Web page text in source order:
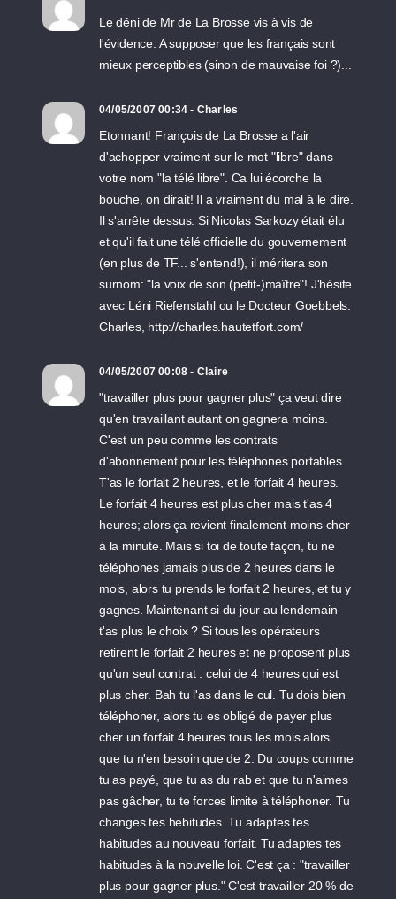
Le déni de Mr de La Brosse vis à vis de
l'évidence. A supposer que les français sont
mieux perceptibles (sinon de mauvaise foi ?)...
04/05/2007 00:34 - Charles
Etonnant! François de La Brosse a l'air
d'achopper vraiment sur le mot "libre" dans
votre nom "la télé libre". Ca lui écorche la
bouche, on dirait! Il a vraiment du mal à le dire.
Il s'arrête dessus. Si Nicolas Sarkozy était élu
et qu'il fait une télé officielle du gouvernement
(en plus de TF... s'entend!), il méritera son
surnom: "la voix de son (petit-)maître"! J'hésite
avec Léni Riefenstahl ou le Docteur Goebbels.
Charles, http://charles.hautetfort.com/
04/05/2007 00:08 - Claire
"travailler plus pour gagner plus" ça veut dire
qu'en travaillant autant on gagnera moins.
C'est un peu comme les contrats
d'abonnement pour les téléphones portables.
T'as le forfait 2 heures, et le forfait 4 heures.
Le forfait 4 heures est plus cher mais t'as 4
heures; alors ça revient finalement moins cher
à la minute. Mais si toi de toute façon, tu ne
téléphones jamais plus de 2 heures dans le
mois, alors tu prends le forfait 2 heures, et tu y
gagnes. Maintenant si du jour au lendemain
t'as plus le choix ? Si tous les opérateurs
retirent le forfait 2 heures et ne proposent plus
qu'un seul contrat : celui de 4 heures qui est
plus cher. Bah tu l'as dans le cul. Tu dois bien
téléphoner, alors tu es obligé de payer plus
cher un forfait 4 heures tous les mois alors
que tu n'en besoin que de 2. Du coups comme
tu as payé, que tu as du rab et que tu n'aimes
pas gâcher, tu te forces limite à téléphoner. Tu
changes tes hebitudes. Tu adaptes tes
habitudes au nouveau forfait. Tu adaptes tes
habitudes à la nouvelle loi. C'est ça : "travailler
plus pour gagner plus." C'est travailler 20 % de